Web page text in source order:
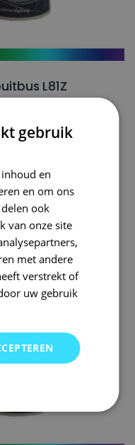
L81Z
gebruik
en
en om ons
ook
van onze site
met andere
verstrekt of
uw gebruik